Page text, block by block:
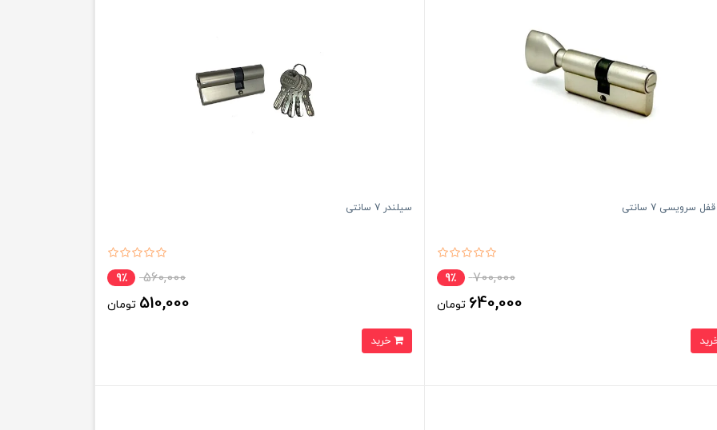
سرویسی 7 سانتی
700,000 9٪
640,000 تومان
سیلندر 7 سانتی
560,000 9٪
510,000 تومان
خرید